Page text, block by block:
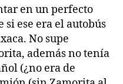
en un perfecto
si ese era el autobús
No supe
además no tenía
(¿no era de